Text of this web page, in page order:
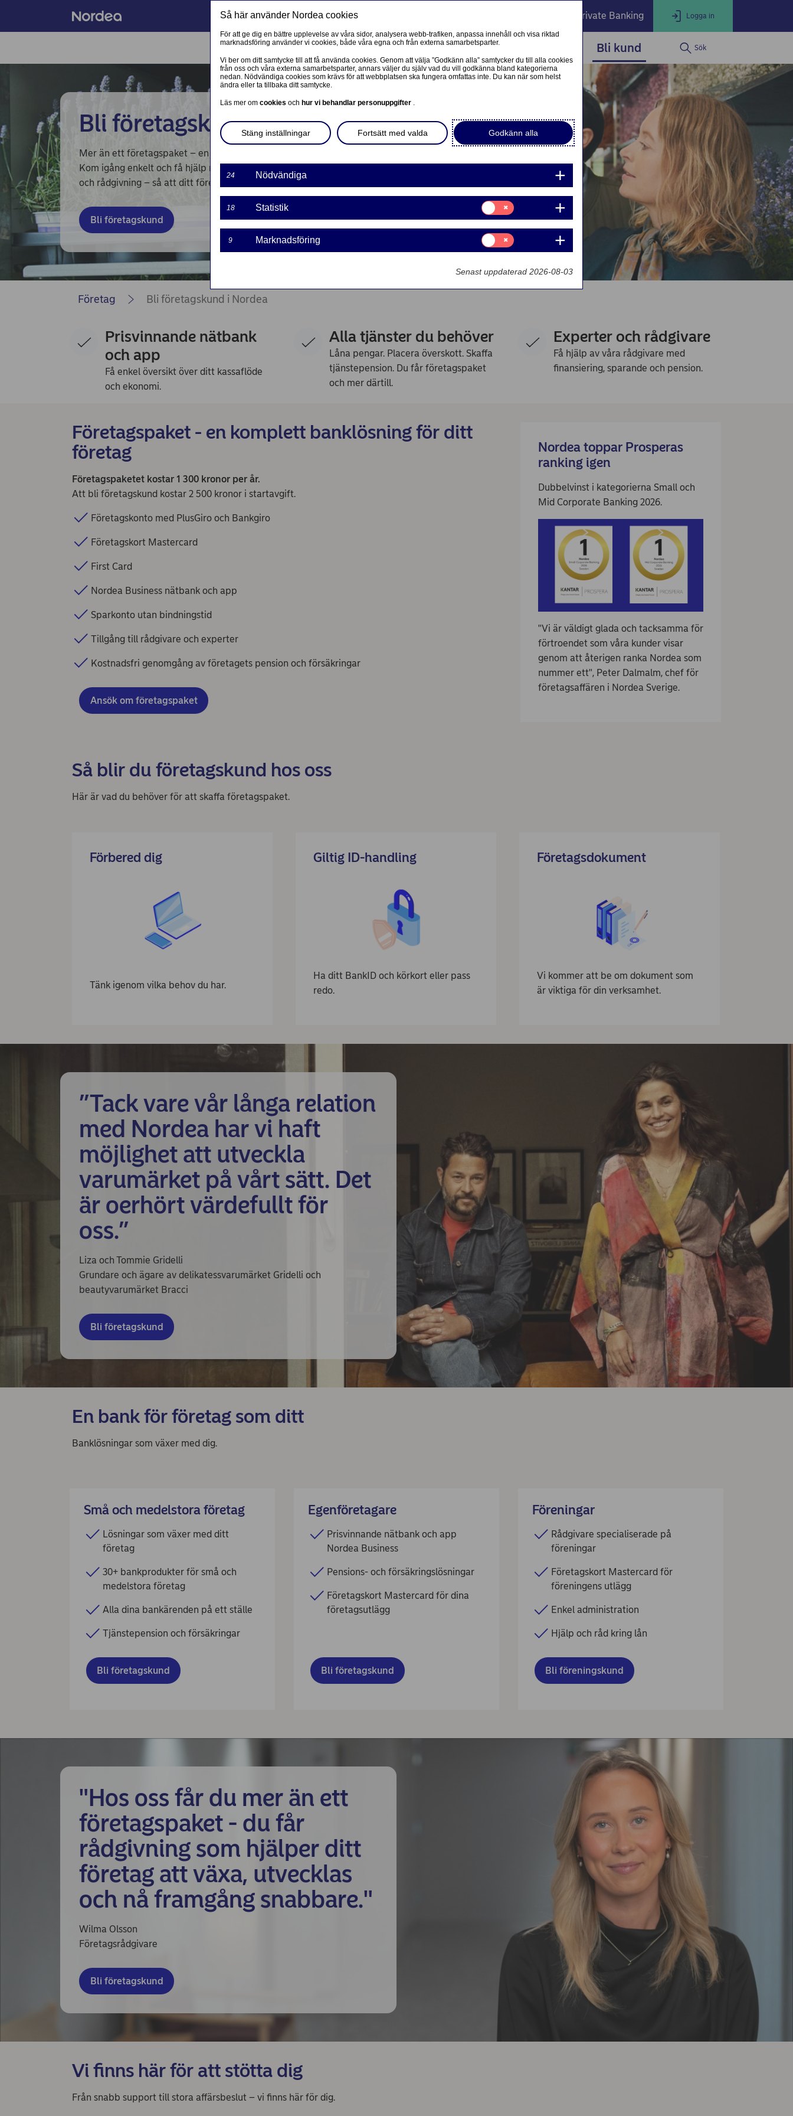
Private Banking Logga in
LOGGA IN
Logga in som företagskund
Nordea Business
Logga in som privatkund
Logga in i nätbanken
FÖRETAG
Corporate Netbank
Våra sidor – kundinformation
Företagets Dokument/Signera digitalt
GiroLink
Nordea Bilportal
Nordea Finans internettjänst
Nordea Swish företagsverktyg
First Card Login
Nordea Node
PRIVAT
Mobilt BankID
Avtal och meddelanden
Mina sidor – kundinformation
Mitt bostadsköp
Vår sparrobot Nora
Ditt företag Våra tjänster Bli kund Sök
Bli företagskund
Mer än ett företagspaket – en bank som stöttar ditt företag.
Kom igång enkelt och få hjälp med betalningar, finansiering, pension
och rådgivning – så att ditt företag kan växa.
Bli företagskund
Företag Bli företagskund i Nordea
Prisvinnande nätbank
och app
Få enkel översikt över ditt kassaflöde
och ekonomi.
Alla tjänster du behöver
Låna pengar. Placera överskott. Skaffa
tjänstepension. Du får företagspaket
och mer därtill.
Experter och rådgivare
Få hjälp av våra rådgivare med
finansiering, sparande och pension.
Företagspaket - en komplett banklösning för ditt
företag
Företagspaketet kostar 1 300 kronor per år.
Att bli företagskund kostar 2 500 kronor i startavgift.
Företagskonto med PlusGiro och Bankgiro
Företagskort Mastercard
First Card
Nordea Business nätbank och app
Sparkonto utan bindningstid
Tillgång till rådgivare och experter
Kostnadsfri genomgång av företagets pension och försäkringar
Ansök om företagspaket
Nordea toppar Prosperas
ranking igen
Dubbelvinst i kategorierna Small och
Mid Corporate Banking 2026.
"Vi är väldigt glada och tacksamma för
förtroendet som våra kunder visar
genom att återigen ranka Nordea som
nummer ett", Peter Dalmalm, chef för
företagsaffären i Nordea Sverige.
Så blir du företagskund hos oss
Här är vad du behöver för att skaffa företagspaket.
Förbered dig
Tänk igenom vilka behov du har.
Giltig ID-handling
Ha ditt BankID och körkort eller pass
redo.
Företagsdokument
Vi kommer att be om dokument som
är viktiga för din verksamhet.
”Tack vare vår långa relation
med Nordea har vi haft
möjlighet att utveckla
varumärket på vårt sätt. Det
är oerhört värdefullt för
oss.”
Liza och Tommie Gridelli
Grundare och ägare av delikatessvarumärket Gridelli och
beautyvarumärket Bracci
Bli företagskund
En bank för företag som ditt
Banklösningar som växer med dig.
Små och medelstora företag
Lösningar som växer med ditt
företag
30+ bankprodukter för små och
medelstora företag
Alla dina bankärenden på ett ställe
Tjänstepension och försäkringar
Bli företagskund
Egenföretagare
Prisvinnande nätbank och app
Nordea Business
Pensions- och försäkringslösningar
Företagskort Mastercard för dina
företagsutlägg
Bli företagskund
Föreningar
Rådgivare specialiserade på
föreningar
Företagskort Mastercard för
föreningens utlägg
Enkel administration
Hjälp och råd kring lån
Bli föreningskund
"Hos oss får du mer än ett
företagspaket - du får
rådgivning som hjälper ditt
företag att växa, utvecklas
och nå framgång snabbare."
Wilma Olsson
Företagsrådgivare
Bli företagskund
Vi finns här för att stötta dig
Från snabb support till stora affärsbeslut – vi finns här för dig.
Så här använder Nordea cookies
För att ge dig en bättre upplevelse av våra sidor, analysera webb-trafiken, anpassa innehåll och visa riktad
marknadsföring använder vi cookies, både våra egna och från externa samarbetsparter.
Vi ber om ditt samtycke till att få använda cookies. Genom att välja ”Godkänn alla” samtycker du till alla cookies
från oss och våra externa samarbetsparter, annars väljer du själv vad du vill godkänna bland kategorierna
nedan. Nödvändiga cookies som krävs för att webbplatsen ska fungera omfattas inte. Du kan när som helst
ändra eller ta tillbaka ditt samtycke.
Läs mer om cookies och hur vi behandlar personuppgifter .
Godkänn alla
Fortsätt med valda
Stäng inställningar
24 Nödvändiga
18 Statistik
Samtycke
för:
Statistik
9 Marknadsföring
Samtycke
för:
Marknadsföring
Senast uppdaterad 2026-08-03